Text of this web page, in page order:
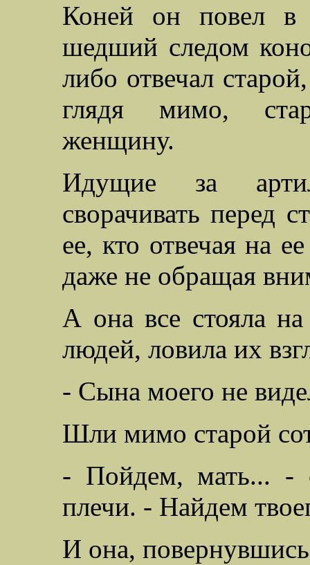
Коней он повел в
шедший следом
либо отвечал
глядя мимо,
женщину.
Идущие за
сворачивать перед
ее, кто отвечая на
даже не обращая
А она все стояла
людей, ловила их
- Сына моего не
Шли мимо старой
- Пойдем, мать... -
плечи. - Найдем
И она,